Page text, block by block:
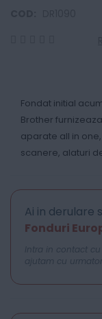
Fondat initial
Brother
aparate all in
scanere, alaturi
Ai in derulare
Fonduri
Intra in contact
ajutam cu